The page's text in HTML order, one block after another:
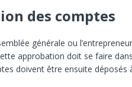
des comptes
générale ou
approbation doit se faire
doivent être ensuite déposés